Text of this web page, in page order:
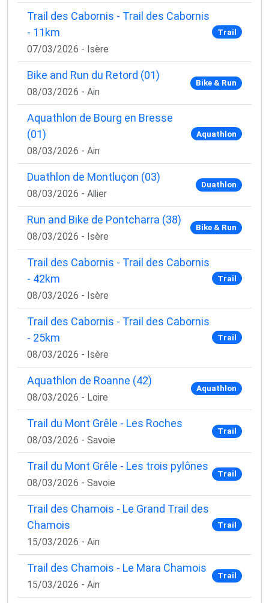
Trail des Cabornis - Trail des Cabornis
- 11km
07/03/2026 - Isère
Trail
Bike and Run du Retord (01)
08/03/2026 - Ain
Bike & Run
Aquathlon de Bourg en Bresse
(01)
08/03/2026 - Ain
Aquathlon
Duathlon de Montluçon (03)
08/03/2026 - Allier
Duathlon
Run and Bike de Pontcharra (38)
08/03/2026 - Isère
Bike & Run
Trail des Cabornis - Trail des Cabornis
- 42km
08/03/2026 - Isère
Trail
Trail des Cabornis - Trail des Cabornis
- 25km
08/03/2026 - Isère
Trail
Aquathlon de Roanne (42)
08/03/2026 - Loire
Aquathlon
Trail du Mont Grêle - Les Roches
08/03/2026 - Savoie
Trail
Trail du Mont Grêle - Les trois pylônes
08/03/2026 - Savoie
Trail
Trail des Chamois - Le Grand Trail des
Chamois
15/03/2026 - Ain
Trail
Trail des Chamois - Le Mara Chamois
15/03/2026 - Ain
Trail